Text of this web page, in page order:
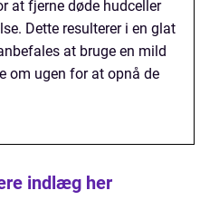
at fjerne døde hudceller
Dette resulterer i en glat
at bruge en mild
om ugen for at opnå de
indlæg her